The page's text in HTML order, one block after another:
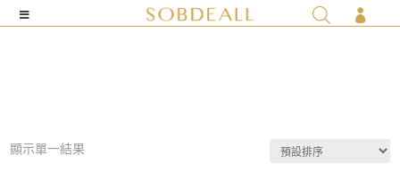

顯示單一結果